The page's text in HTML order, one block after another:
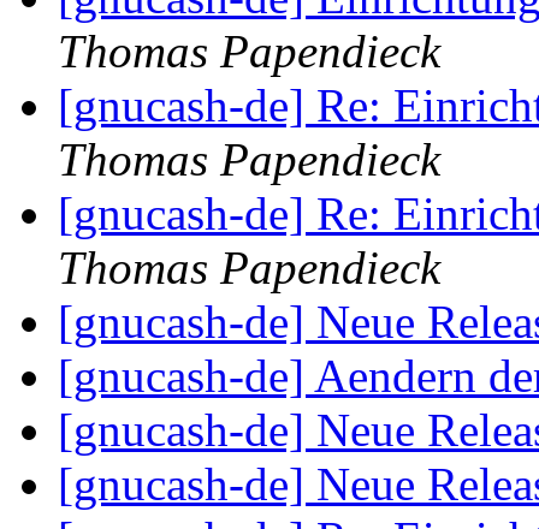
Thomas Papendieck
[gnucash-de] Re:
Thomas Papendieck
[gnucash-de] Re:
Thomas Papendieck
[gnucash-de] Neue
[gnucash-de] Aendern
[gnucash-de] Neue
[gnucash-de] Neue